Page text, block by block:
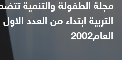
مجلة الطفولة والتنمية
العام2002